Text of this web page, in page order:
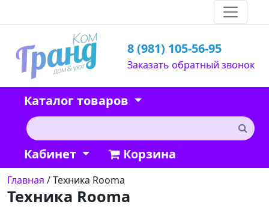
8 (981) 105-56-95
Заказать обратный звонок
Каталог товаров
Кабинет Корзина
Главная / Техника Rooma
Техника Rooma